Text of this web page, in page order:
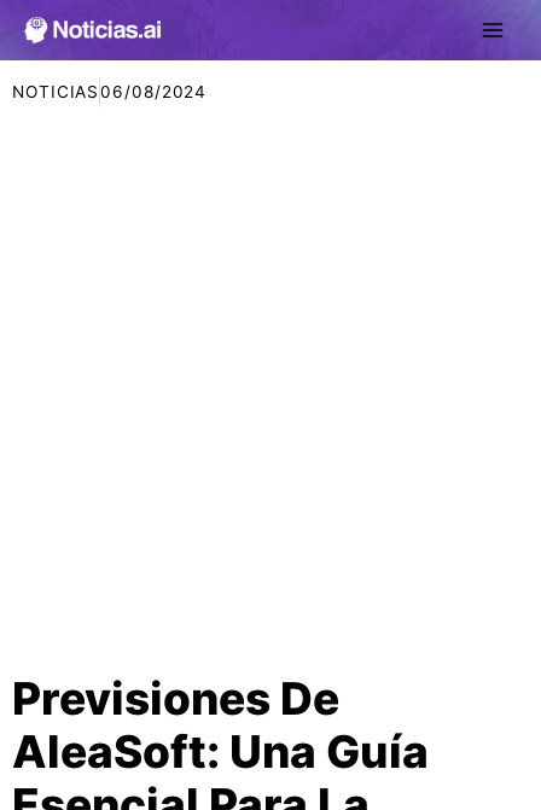
NOTICIAS 06/08/2024
Previsiones De
AleaSoft: Una Guía